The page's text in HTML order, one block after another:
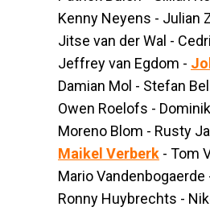
Kenny Neyens - Julian
Jitse van der Wal -
Jeffrey van Egdom -
Damian Mol - Stefan
Owen Roelofs -
Moreno Blom - Rusty
Maikel Verberk - Tom
Mario Vandenbogaerde
Ronny Huybrechts -